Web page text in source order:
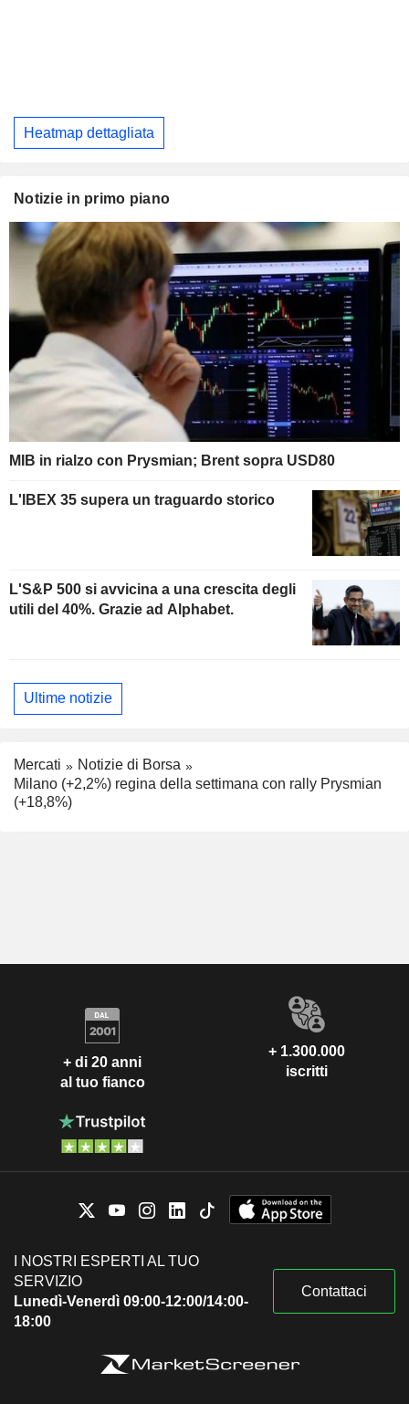
Heatmap dettagliata
Notizie in primo piano
MIB in rialzo con Prysmian; Brent sopra USD80
L'IBEX 35 supera un traguardo storico
L'S&P 500 si avvicina a una crescita degli
utili del 40%. Grazie ad Alphabet.
Ultime notizie
Mercati
Notizie di Borsa
Milano (+2,2%) regina della settimana con rally Prysmian
(+18,8%)
+ di 20 anni
al tuo fianco
+ 1.300.000
iscritti
I NOSTRI ESPERTI AL TUO
SERVIZIO
Lunedì-Venerdì 09:00-12:00/14:00-
18:00
Contattaci